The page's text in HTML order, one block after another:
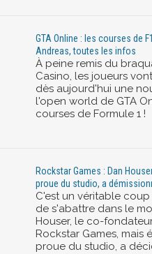
GTA Online : les courses de
Andreas, toutes les infos
À peine remis du
Casino, les joueurs
dès aujourd'hui une
l'open world de GTA
courses de Formule 1 !
Rockstar Games : Dan
proue du studio, a
C'est un véritable
de s'abattre dans le
Houser, le co-
Rockstar Games,
proue du studio, a